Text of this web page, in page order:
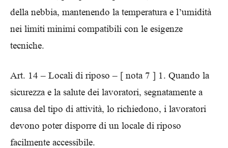
della nebbia, mantenendo la temperatura e l’umidità
nei limiti minimi compatibili con le esigenze
tecniche.
Art. 14 – Locali di riposo – [ nota 7 ] 1. Quando la
sicurezza e la salute dei lavoratori, segnatamente a
causa del tipo di attività, lo richiedono, i lavoratori
devono poter disporre di un locale di riposo
facilmente accessibile.